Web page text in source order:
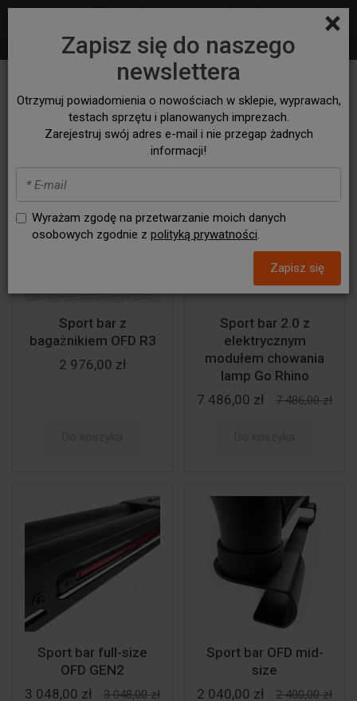
×
Zapisz się do naszego
newslettera
Otrzymuj powiadomienia o nowościach w sklepie, wyprawach,
testach sprzętu i planowanych imprezach.
Zarejestruj swój adres e-mail i nie przegap żadnych
informacji!
Wyrażam zgodę na przetwarzanie moich danych
osobowych zgodnie z polityką prywatności.
Zapisz się
+48 530 932 305 sklep@bezasfaltu4x4.com
Orurowania paki
Sport bar z
bagażnikiem OFD R3
2 976,00 zł
Sport bar 2.0 z
elektrycznym
modułem chowania
lamp Go Rhino
7 486,00 zł
7 486,00 zł
Sport bar full-size
OFD GEN2
3 048,00 zł
3 048,00 zł
Sport bar OFD mid-
size
2 040,00 zł
2 400,00 zł